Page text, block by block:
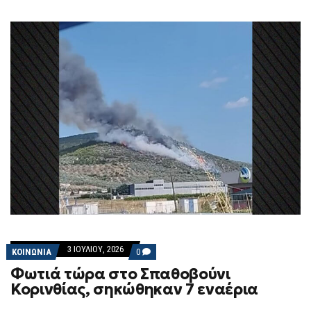
ΚΟΙΝΩΝΙΑ 3 ΙΟΥΛΊΟΥ, 2026 0 COMMENTS
ON
ΦΩΤΙΆ
ΤΏΡΑ
ΣΤΟ
Φωτιά τώρα στο Σπαθοβούνι
Κορινθίας, σηκώθηκαν 7 εναέρια